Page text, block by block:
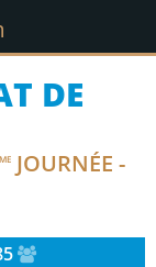
DE
JOURNÉE -